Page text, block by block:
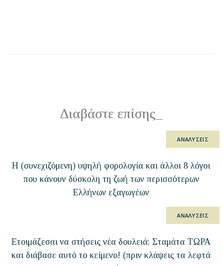
Διαβάστε επίσης
ΑΝΑΛΥΣΕΙΣ
Η (συνεχιζόμενη) υψηλή φορολογία και άλλοι 8 λόγοι
που κάνουν δύσκολη τη ζωή των περισσότερων
Ελλήνων εξαγωγέων
ΑΝΑΛΥΣΕΙΣ
Ετοιμάζεσαι να στήσεις νέα δουλειά; Σταμάτα ΤΩΡΑ
και διάβασε αυτό το κείμενο! (πριν κλάψεις τα λεφτά